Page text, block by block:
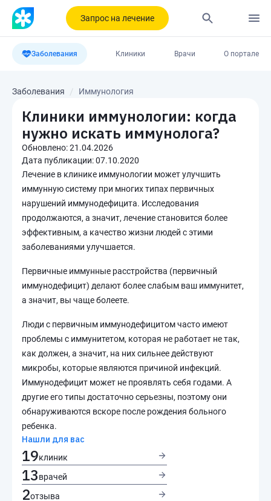
Запрос на лечение
Заболевания Клиники Врачи О портале
Заболевания Иммунология
Клиники иммунологии: когда
нужно искать иммунолога?
Обновлено:21.04.2026
Дата публикации:07.10.2020
Лечение в клинике иммунологии может улучшить
иммунную систему при многих типах первичных
нарушений иммунодефицита. Исследования
продолжаются, а значит, лечение становится более
эффективным, а качество жизни людей с этими
заболеваниями улучшается.
Первичные иммунные расстройства (первичный
иммунодефицит) делают более слабым ваш иммунитет,
а значит, вы чаще болеете.
Люди с первичным иммунодефицитом часто имеют
проблемы с иммунитетом, которая не работает не так,
как должен, а значит, на них сильнее действуют
микробы, которые являются причиной инфекций.
Иммунодефицит может не проявлять себя годами. А
другие его типы достаточно серьезны, поэтому они
обнаруживаются вскоре после рождения больного
ребенка.
Нашли для вас
19клиник
13врачей
2отзыва